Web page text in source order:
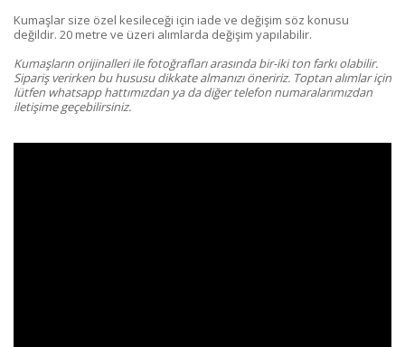
Kumaşlar size özel kesileceği için iade ve değişim söz konusu
değildir. 20 metre ve üzeri alımlarda değişim yapılabilir.
Kumaşların orijinalleri ile fotoğrafları arasında bir-iki ton farkı olabilir.
Sipariş verirken bu hususu dikkate almanızı öneririz. Toptan alımlar için
lütfen whatsapp hattımızdan ya da diğer telefon numaralarımızdan
iletişime geçebilirsiniz.